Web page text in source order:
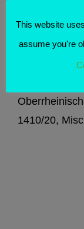
sind
umgesetzt
kleinen
1410/20,
This website
assume you're